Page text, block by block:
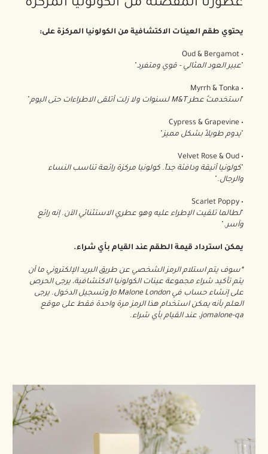
عطورنا المفضلة من الكولونيا المركزة
يحتوي طقم العينات الاكتشافية من الكولونيا المركزة على:
• Oud & Bergamot
"عبير العود المثالي - قوي ومتفرد"
• Myrrh & Tonka
"استخدمتُ عطر M&T لسنوات ولا زلت أتلقى الاطراءات حتى اليوم "
• Cypress & Grapevine
"يدوم طويلاً بشكل مميز"
• Velvet Rose & Oud
"كولونيا أنيقة ودافئة جداً. كولونيا مركزة رائعة تناسب النساء
والرجال."
• Scarlet Poppy
"لطالما تلقيت الإطراء عليه وهو عطري الاستثنائي الآن. إنه رائع
وآسر."
يمكن استرداد قيمة الطقم عند القيام بأي شراء.
*سوف يتم استلام الرمز الشخصي عن طريق البريد الإلكتروني ما أن
يتم تأكيد شراء مجموعة عينات الكولونيا الاكتشافية، يرجى الحرص
على إنشاء حساب في Jo Malone London وتسجيل الدخول. يرجى
العلم بأنه يمكن استخدام هذا الرمز مرة واحدة فقط على موقع
jomalone-qa، عند القيام بأي شراء.